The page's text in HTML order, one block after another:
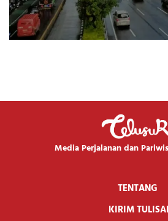
Media Perjalanan dan
TENTANG
KIRIM